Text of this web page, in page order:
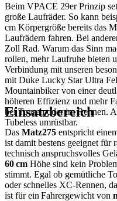
Beim VPACE 29er Prinzip
große Laufräder. So kann
cm Körpergröße bereits das
Laufrädern fahren. Bei
Zoll Rad. Warum das Sinn
rollen, mehr Laufruhe bieten
Verbindung mit unseren
mit Duke Lucky Star Ultra
Mountainbiker von einer
höheren Effizienz und mehr
bei Touren oder im Rennen.
Tubeless umrüstbar.
Einsatzbereich
Das Matz275 entspricht
ist damit bestens geeignet für
technisch anspruchsvolles
60 cm Höhe sind kein
stimmt. Egal ob gemütliche
oder schnelles XC-Rennen,
ist für ein Fahrergewicht von